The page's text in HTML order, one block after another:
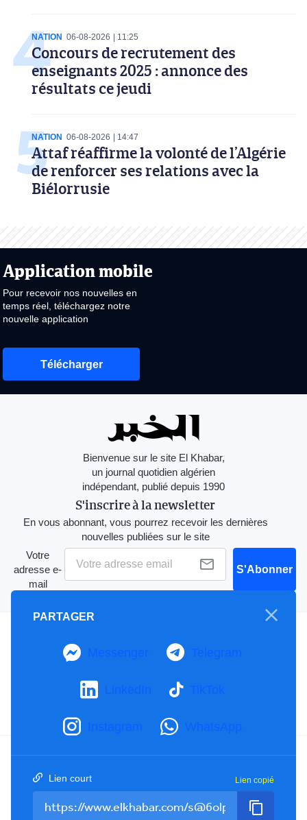
NATION 06-08-2026 11:25
Concours de recrutement des
enseignants 2025 : annonce des
résultats ce jeudi
NATION 06-08-2026 14:47
Attaf réaffirme la volonté de l’Algérie
de renforcer ses relations avec la
Biélorrusie
Application mobile
Pour recevoir nos nouvelles en
temps réel, téléchargez notre
nouvelle application
Télécharger
Bienvenue sur le site El Khabar,
un journal quotidien algérien
indépendant, publié depuis 1990
S'inscrire à la newsletter
En vous abonnant, vous pourrez recevoir les dernières
nouvelles publiées sur le site
Votre
adresse e-
mail
S'Abonner
Mention Légale
PARTAGER
Messenger Telegram
LinkedIn TikTok
Instagram WhatsApp
Lien court Lien copié